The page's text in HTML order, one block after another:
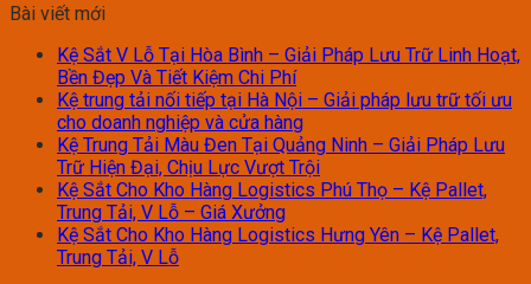
Bài viết mới
Kệ Sắt V Lỗ Tại Hòa Bình – Giải Pháp Lưu Trữ Linh Hoạt,
Bền Đẹp Và Tiết Kiệm Chi Phí
Kệ trung tải nối tiếp tại Hà Nội – Giải pháp lưu trữ tối ưu
cho doanh nghiệp và cửa hàng
Kệ Trung Tải Màu Đen Tại Quảng Ninh – Giải Pháp Lưu
Trữ Hiện Đại, Chịu Lực Vượt Trội
Kệ Sắt Cho Kho Hàng Logistics Phú Thọ – Kệ Pallet,
Trung Tải, V Lỗ – Giá Xưởng
Kệ Sắt Cho Kho Hàng Logistics Hưng Yên – Kệ Pallet,
Trung Tải, V Lỗ